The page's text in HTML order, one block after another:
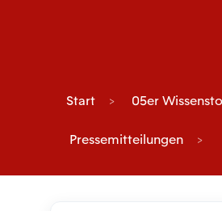
Start 05er
Pressemitteilungen